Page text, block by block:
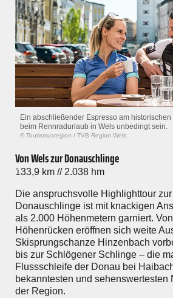
Ein abschließender Espresso am
beim Rennradurlaub in Wels unbedingt sein.
© Tourismusregion / TVB Region Wels
Von Wels zur Donauschlinge
133,9 km // 2.038 hm
Die anspruchsvolle Highlighttour
Donauschlinge ist mit knackigen
als 2.000 Höhenmetern garniert.
Höhenrücken eröffnen sich weite
Skisprungschanze Hinzenbach
bis zur Schlögener Schlinge – die
Flussschleife der Donau bei
bekanntesten und sehenswertesten
der Region.